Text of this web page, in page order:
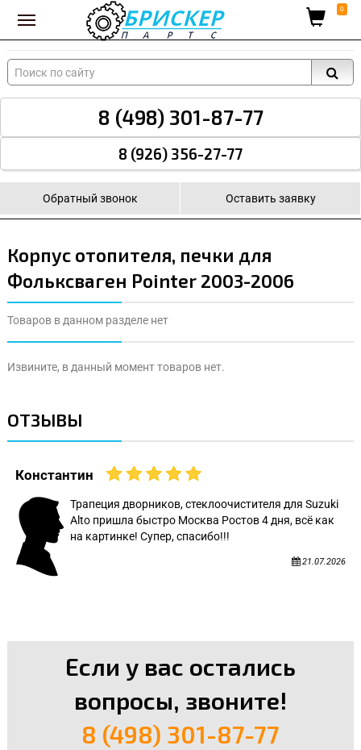
Вход для поставщиков 0
8 (498) 301-87-77
8 (926) 356-27-77
Обратный звонок Оставить заявку
Корпус отопителя, печки для
Фольксваген Pointer 2003-2006
Товаров в данном разделе нет
Извините, в данный момент товаров нет.
ОТЗЫВЫ
Константин
Трапеция дворников, стеклоочистителя для Suzuki
Alto пришла быстро Москва Ростов 4 дня, всё как
на картинке! Супер, спасибо!!!
21.07.2026
Если у вас остались
вопросы, звоните!
8 (498) 301-87-77